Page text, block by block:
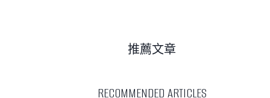
RECOMMENDED ARTICLES
推薦文章